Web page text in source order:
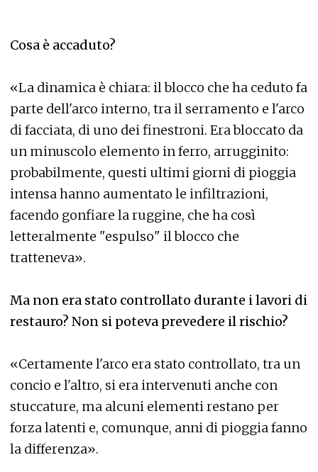
Cosa è accaduto?
«La dinamica è chiara: il blocco che ha ceduto fa
parte dell'arco interno, tra il serramento e l'arco
di facciata, di uno dei finestroni. Era bloccato da
un minuscolo elemento in ferro, arrugginito:
probabilmente, questi ultimi giorni di pioggia
intensa hanno aumentato le infiltrazioni,
facendo gonfiare la ruggine, che ha così
letteralmente "espulso" il blocco che
tratteneva».
Ma non era stato controllato durante i lavori di
restauro? Non si poteva prevedere il rischio?
«Certamente l'arco era stato controllato, tra un
concio e l'altro, si era intervenuti anche con
stuccature, ma alcuni elementi restano per
forza latenti e, comunque, anni di pioggia fanno
la differenza».